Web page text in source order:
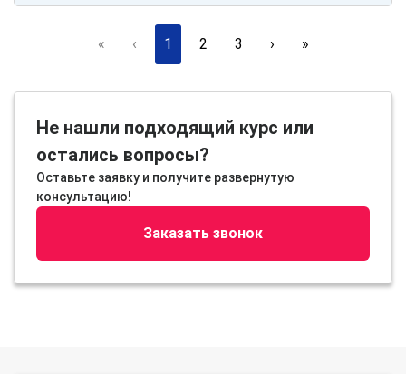
« ‹ 1 2 3 › »
Не нашли подходящий курс или
остались вопросы?
Оставьте заявку и получите развернутую
консультацию!
Заказать звонок